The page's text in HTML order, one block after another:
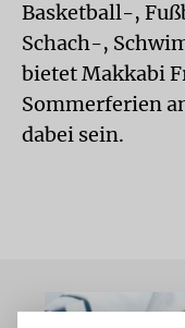
Basketball-,
Schach-,
bietet Makkabi
Sommerferien
dabei sein.